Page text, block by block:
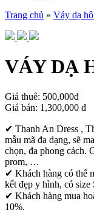
Trang chủ » Váy dạ
VÁY DẠ
Giá thuê: 500,000đ
Giá bán: 1,300,000 đ
✔ Thanh An Dress ,
mẫu mã đa dạng, sẽ
chọn, đa phong cách.
prom, …
✔ Khách hàng có thể
kết đẹp y hình, có
✔ Khách hàng mua
10%.